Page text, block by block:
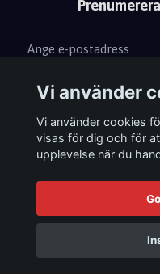
©
Vi använder
Vi använder cookies
visas för dig och för
upplevelse när du